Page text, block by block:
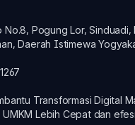
No.8, Pogung Lor, Sinduadi,
Daerah Istimewa
TransformasiDigital
UMKM Lebih Cepat dan